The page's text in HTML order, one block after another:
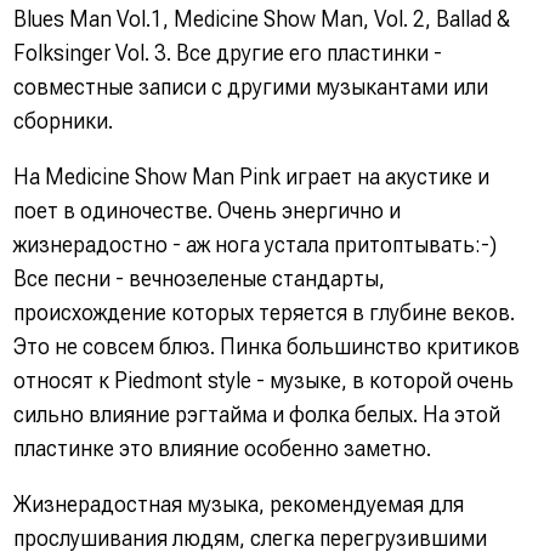
Blues Man Vol.1, Medicine Show Man, Vol. 2, Ballad &
Folksinger Vol. 3. Все другие его пластинки -
совместные записи с другими музыкантами или
сборники.
На Medicine Show Man Pink играет на акустике и
поет в одиночестве. Очень энергично и
жизнерадостно - аж нога устала притоптывать:-)
Все песни - вечнозеленые стандарты,
происхождение которых теряется в глубине веков.
Это не совсем блюз. Пинка большинство критиков
относят к Piedmont style - музыке, в которой очень
сильно влияние рэгтайма и фолка белых. На этой
пластинке это влияние особенно заметно.
Жизнерадостная музыка, рекомендуемая для
прослушивания людям, слегка перегрузившими